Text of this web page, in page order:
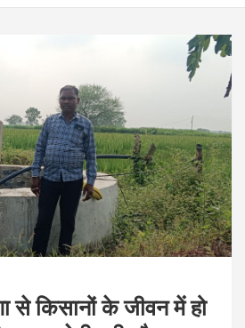
से किसानों के जीवन में हो